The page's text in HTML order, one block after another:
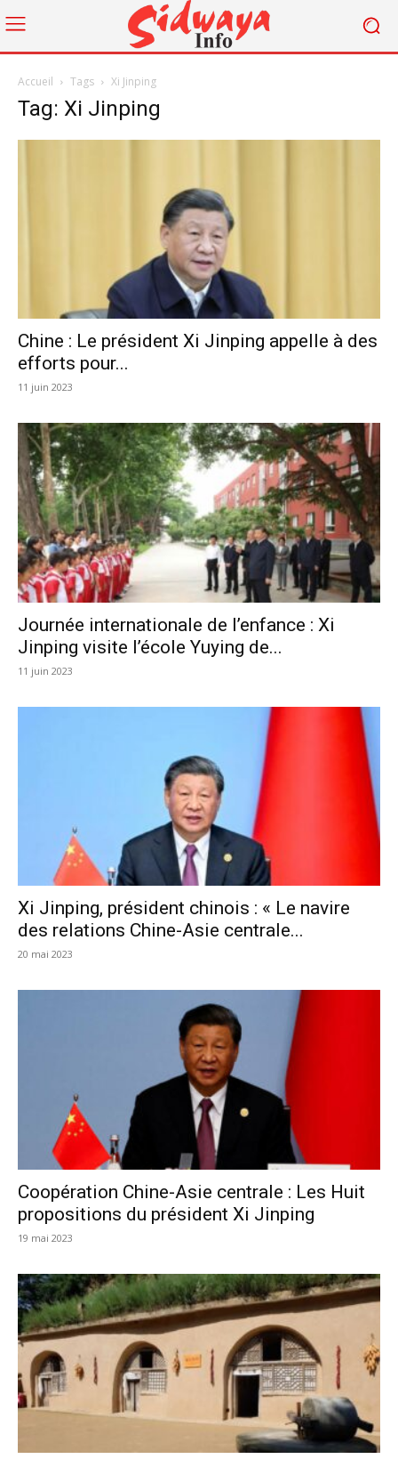
Accueil Tags Xi Jinping
Tag: Xi Jinping
Chine : Le président Xi Jinping appelle à des
efforts pour...
11 juin 2023
Journée internationale de l’enfance : Xi
Jinping visite l’école Yuying de...
11 juin 2023
Xi Jinping, président chinois : « Le navire
des relations Chine-Asie centrale...
20 mai 2023
Coopération Chine-Asie centrale : Les Huit
propositions du président Xi Jinping
19 mai 2023